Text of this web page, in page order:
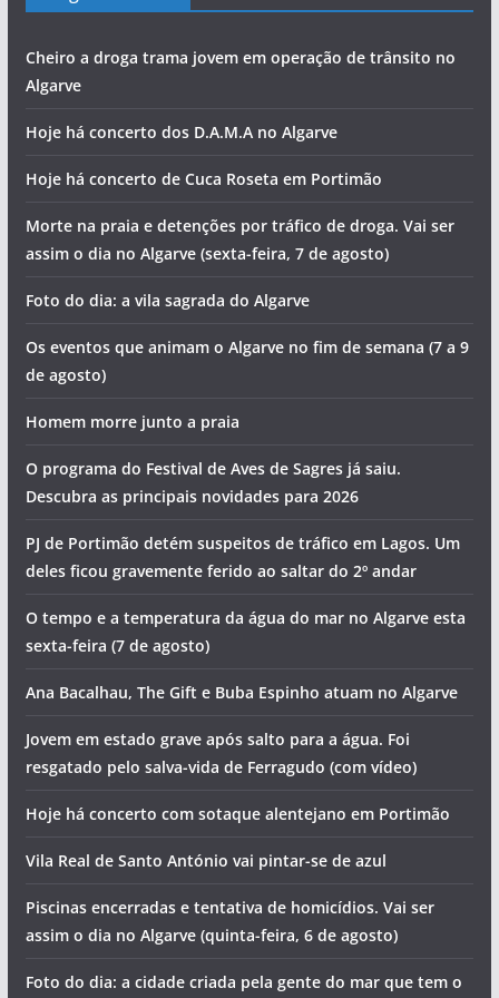
Cheiro a droga trama jovem em operação de trânsito no
Algarve
Hoje há concerto dos D.A.M.A no Algarve
Hoje há concerto de Cuca Roseta em Portimão
Morte na praia e detenções por tráfico de droga. Vai ser
assim o dia no Algarve (sexta-feira, 7 de agosto)
Foto do dia: a vila sagrada do Algarve
Os eventos que animam o Algarve no fim de semana (7 a 9
de agosto)
Homem morre junto a praia
O programa do Festival de Aves de Sagres já saiu.
Descubra as principais novidades para 2026
PJ de Portimão detém suspeitos de tráfico em Lagos. Um
deles ficou gravemente ferido ao saltar do 2º andar
O tempo e a temperatura da água do mar no Algarve esta
sexta-feira (7 de agosto)
Ana Bacalhau, The Gift e Buba Espinho atuam no Algarve
Jovem em estado grave após salto para a água. Foi
resgatado pelo salva-vida de Ferragudo (com vídeo)
Hoje há concerto com sotaque alentejano em Portimão
Vila Real de Santo António vai pintar-se de azul
Piscinas encerradas e tentativa de homicídios. Vai ser
assim o dia no Algarve (quinta-feira, 6 de agosto)
Foto do dia: a cidade criada pela gente do mar que tem o